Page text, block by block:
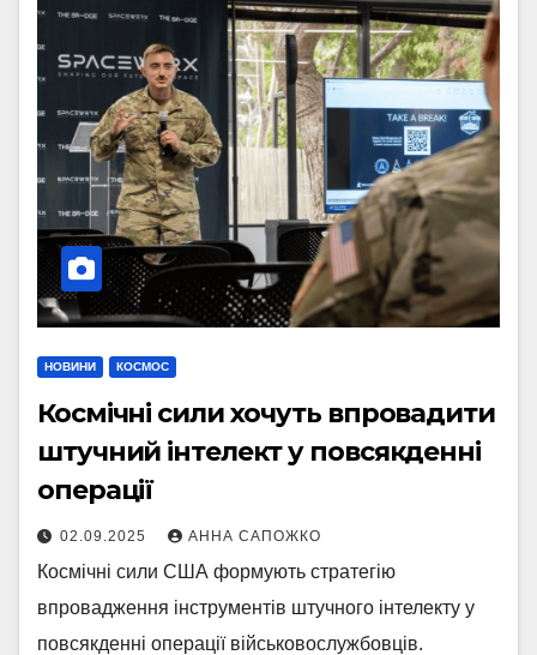
НОВИНИ КОСМОС
Космічні сили хочуть впровадити
штучний інтелект у повсякденні
операції
02.09.2025 АННА САПОЖКО
Космічні сили США формують стратегію
впровадження інструментів штучного інтелекту у
повсякденні операції військовослужбовців.